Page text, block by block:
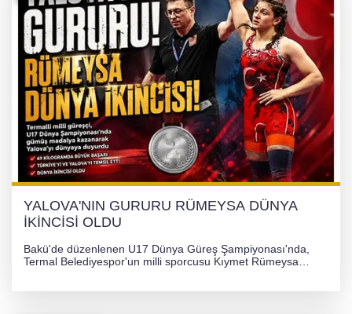
YALOVA'NIN GURURU RÜMEYSA DÜNYA
İKİNCİSİ OLDU
Bakü'de düzenlenen U17 Dünya Güreş Şampiyonası'nda,
Termal Belediyespor'un milli sporcusu Kıymet Rümeysa